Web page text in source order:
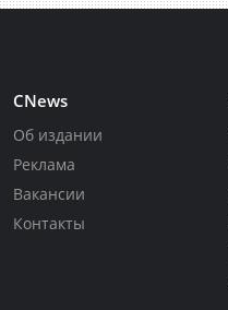
CNews
Об издании
Реклама
Вакансии
Контакты